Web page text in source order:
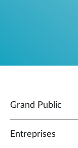
Grand Public
Entreprises